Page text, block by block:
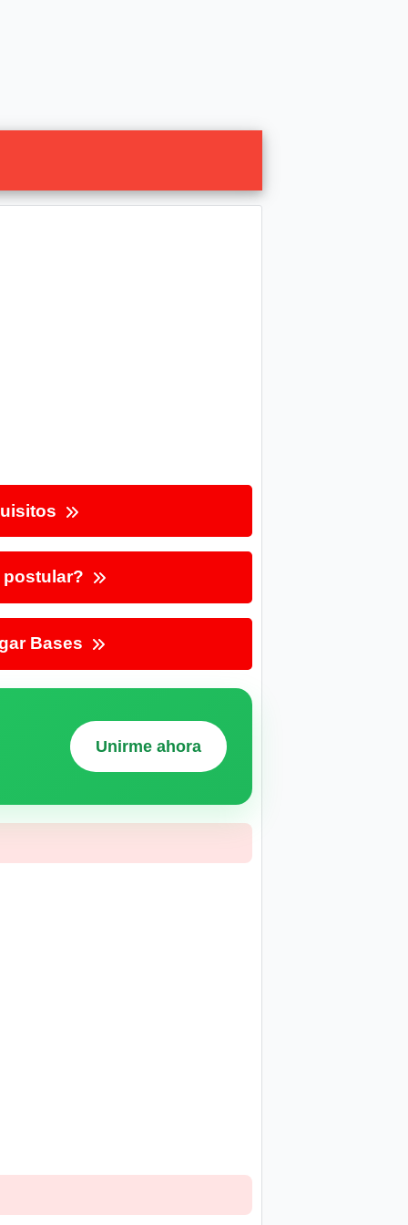
postular?
Bases
Unirme ahora